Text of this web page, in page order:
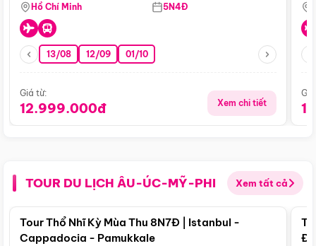
Hồ Chí Minh 5N4Đ
13/08 12/09 01/10
Giá từ:
12.999.000đ Xem chi tiết
TOUR DU LỊCH ÂU-ÚC-MỸ-PHI Xem tất cả
Điểm nổi bật
Tour Thổ Nhĩ Kỳ Mùa Thu 8N7Đ | Istanbul -
Cappadocia - Pamukkale